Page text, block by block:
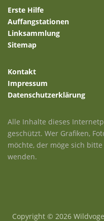
Erste Hilfe
Auffangstationen
Linksammlung
Sitemap
Kontakt
Impressum
Datenschutzerklärung
Alle Inhalte dieses
geschützt. Wer Grafiken,
möchte, der möge sich
wenden.
Copyright © 2026